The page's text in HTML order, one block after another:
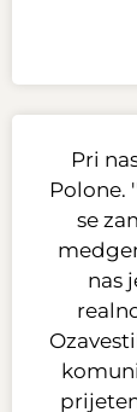
Pri
Polone.
se
nas